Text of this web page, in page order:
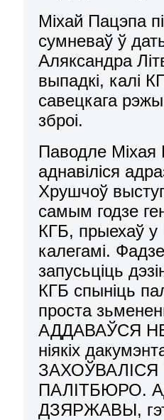
Міхай Пацэпа
сумневаў ў
Аляксандра
выпадкі, калі
савецкага
зброі.
Паводле
аднавіліся
Хрушчоў
самым годзе
КГБ, прыехаў у
калегамі.
запусьціць
КГБ спыніць
проста
АДДАВАЎСЯ
ніякіх
ПАЛІТБЮРО.
ДЗЯРЖАВЫ,